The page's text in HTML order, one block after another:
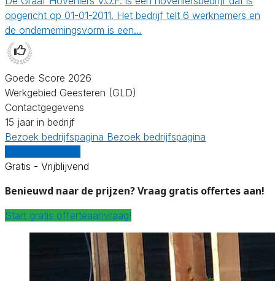
opgericht op 01-01-2011. Het bedrijf telt 6 werknemers en
de ondernemingsvorm is een…
Goede Score 2026
Werkgebied Geesteren (GLD)
Contactgegevens
15 jaar in bedrijf
Bezoek bedrijfspagina Bezoek bedrijfspagina
Gratis - Vrijblijvend
Benieuwd naar de prijzen? Vraag gratis offertes aan!
Start gratis offerteaanvraag!